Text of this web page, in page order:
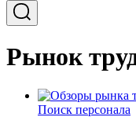
Рынок
Поиск персонала